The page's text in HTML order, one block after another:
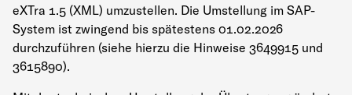
eXTra 1.5 (XML) umzustellen. Die Umstellung im SAP-
System ist zwingend bis spätestens 01.02.2026
durchzuführen (siehe hierzu die Hinweise 3649915 und
3615890).